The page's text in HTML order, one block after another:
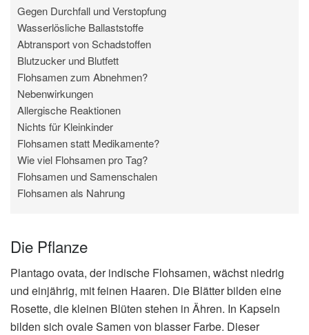
Gegen Durchfall und Verstopfung
Wasserlösliche Ballaststoffe
Abtransport von Schadstoffen
Blutzucker und Blutfett
Flohsamen zum Abnehmen?
Nebenwirkungen
Allergische Reaktionen
Nichts für Kleinkinder
Flohsamen statt Medikamente?
Wie viel Flohsamen pro Tag?
Flohsamen und Samenschalen
Flohsamen als Nahrung
Die Pflanze
Plantago ovata, der indische Flohsamen, wächst niedrig
und einjährig, mit feinen Haaren. Die Blätter bilden eine
Rosette, die kleinen Blüten stehen in Ähren. In Kapseln
bilden sich ovale Samen von blasser Farbe. Dieser